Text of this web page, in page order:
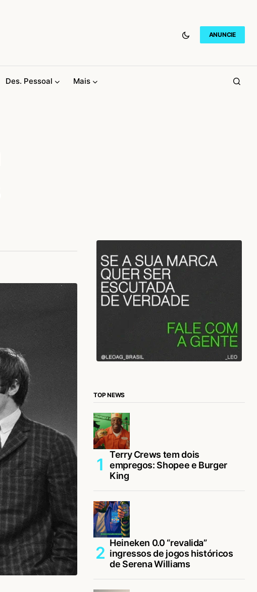
ANUNCIE
Des. Pessoal Mais
TOP NEWS
Terry Crews tem dois
empregos: Shopee e Burger
King
Heineken 0.0 “revalida”
ingressos de jogos históricos
de Serena Williams